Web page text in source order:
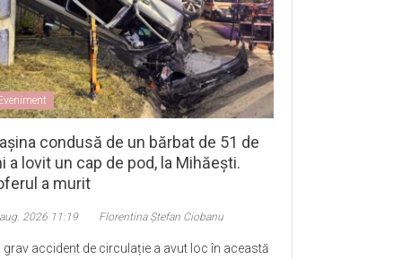
condusă de un bărbat de 51 de
a lovit un cap de pod, la Mihăești.
a murit
2026 11:19 Florentina Ștefan Ciobanu
grav accident de circulație a avut loc în această